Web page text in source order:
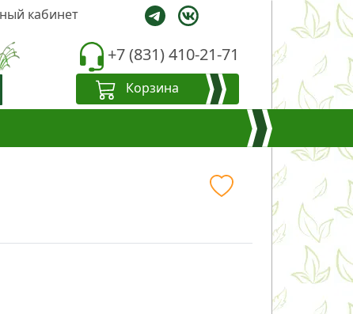
кабинет
+7 (831) 410-21-71
Корзина